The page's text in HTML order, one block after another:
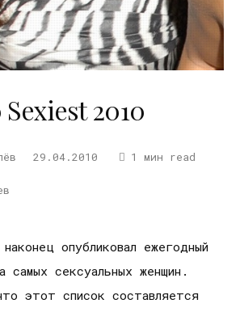
2010
29.04.2010 1 мин read
наконец опубликовал ежегодный
самых сексуальных женщин.
этот список составляется